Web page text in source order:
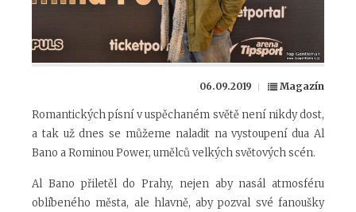
06.09.2019 Magazín
Romantických písní v uspěchaném světě není nikdy dost,
a tak už dnes se můžeme naladit na vystoupení dua Al
Bano a Rominou Power, umělců velkých světových scén.
Al Bano přiletěl do Prahy, nejen aby nasál atmosféru
oblíbeného města, ale hlavně, aby pozval své fanoušky